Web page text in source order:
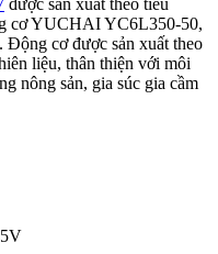
được sản xuất theo tiêu
cơ YUCHAI YC6L350-50,
Động cơ được sản xuất theo
liệu, thân thiện với môi
nông sản, gia súc gia cầm